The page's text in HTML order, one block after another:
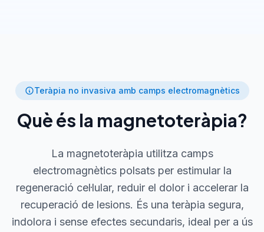
Teràpia no invasiva amb camps electromagnètics
Què és la magnetoteràpia?
La magnetoteràpia utilitza camps
electromagnètics polsats per estimular la
regeneració cel·lular, reduir el dolor i accelerar la
recuperació de lesions. És una teràpia segura,
indolora i sense efectes secundaris, ideal per a ús